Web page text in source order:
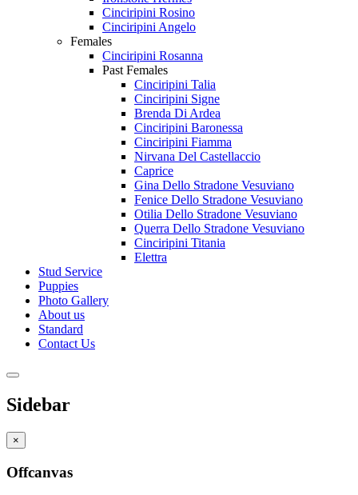
Cinciripini Rosino
Cinciripini Angelo
Females
Cinciripini Rosanna
Past Females
Cinciripini Talia
Cinciripini Signe
Brenda Di Ardea
Cinciripini Baronessa
Cinciripini Fiamma
Nirvana Del Castellaccio
Caprice
Gina Dello Stradone Vesuviano
Fenice Dello Stradone Vesuviano
Otilia Dello Stradone Vesuviano
Querra Dello Stradone Vesuviano
Cinciripini Titania
Elettra
Stud Service
Puppies
Photo Gallery
About us
Standard
Contact Us
Sidebar
×
Offcanvas